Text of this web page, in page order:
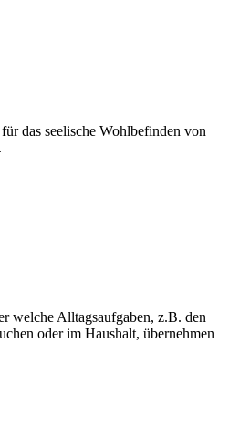
das seelische Wohlbefinden von
welche Alltagsaufgaben, z.B. den
oder im Haushalt, übernehmen